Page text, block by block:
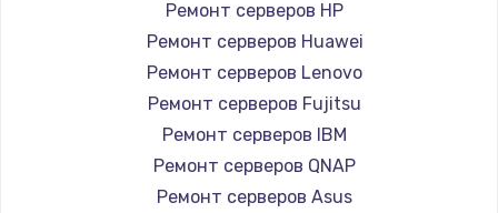
Ремонт серверов HP
Ремонт серверов Huawei
Ремонт серверов Lenovo
Ремонт серверов Fujitsu
Ремонт серверов IBM
Ремонт серверов QNAP
Ремонт серверов Asus